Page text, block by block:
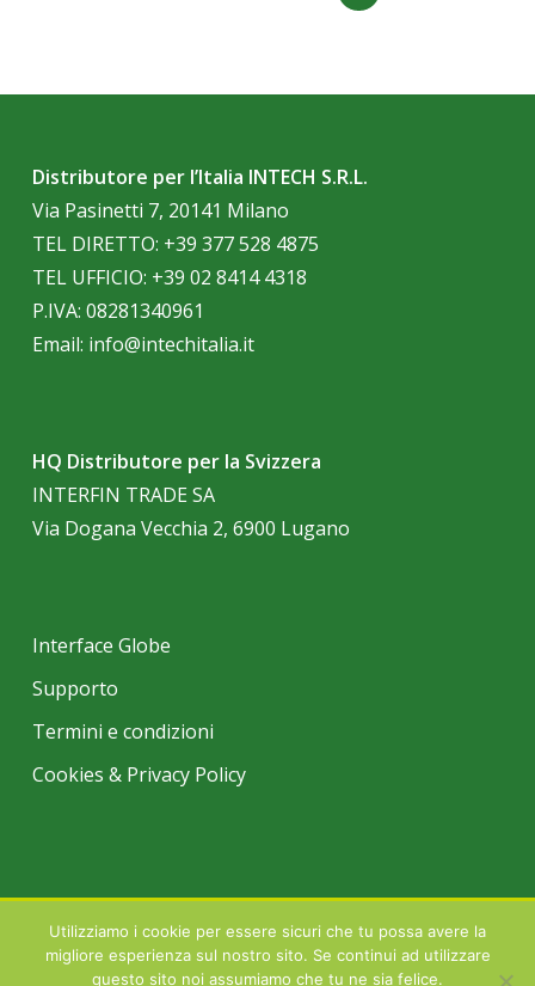
Distributore per l’Italia INTECH S.R.L.
Via Pasinetti 7, 20141 Milano
TEL DIRETTO: +39 377 528 4875
TEL UFFICIO: +39 02 8414 4318
P.IVA: 08281340961
Email: info@intechitalia.it
HQ Distributore per la Svizzera
INTERFIN TRADE SA
Via Dogana Vecchia 2, 6900 Lugano
Interface Globe
Supporto
Termini e condizioni
Cookies & Privacy Policy
© 2026 INTERFIN TRADE SA LUGANO | Tutti i marchi registrati citati
all'interno di questo sito sono proprietà degli aventi diritto.
Utilizziamo i cookie per essere sicuri che tu possa avere la
migliore esperienza sul nostro sito. Se continui ad utilizzare
questo sito noi assumiamo che tu ne sia felice.